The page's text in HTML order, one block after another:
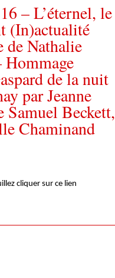
– L’éternel, le
(In)actualité
de Nathalie
Hommage
de la nuit
par Jeanne
Beckett,
Chaminand
cliquer sur ce lien